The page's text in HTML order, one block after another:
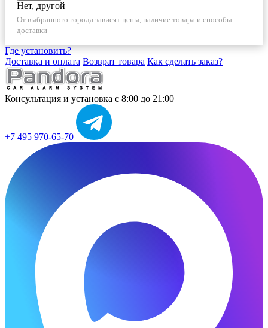
Нет, другой
От выбранного города зависят цены, наличие товара и способы
доставки
Где установить?
Доставка и оплата Возврат товара Как сделать заказ?
Консультация и установка с 8:00 до 21:00
+7 495 970-65-70